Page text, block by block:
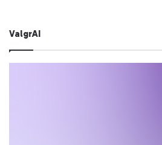
ValgrAI